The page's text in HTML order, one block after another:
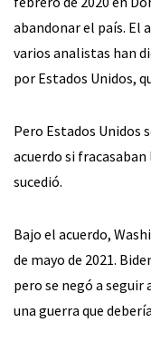
abandonar el país. El
varios analistas han
por Estados Unidos,
Pero Estados Unidos
acuerdo si
sucedió.
Bajo el acuerdo,
de mayo de 2021.
pero se negó a
una guerra que